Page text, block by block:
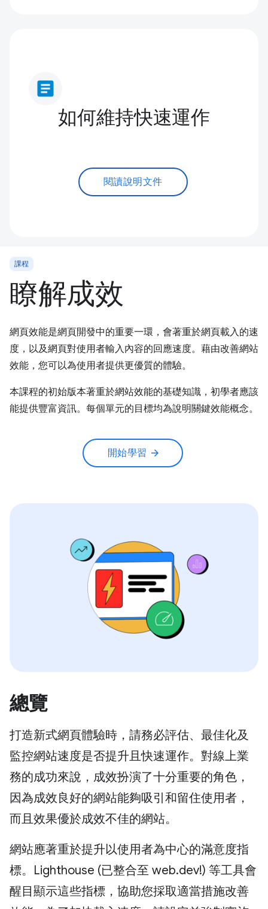
article
如何維持快速運作
閱讀說明文件
課程
瞭解成效
網頁效能是網頁開發中的重要一環，會著重於網頁載入的速
度，以及網頁對使用者輸入內容的回應速度。藉由改善網站
效能，您可以為使用者提供更優質的體驗。
本課程的初始版本著重於網站效能的基礎知識，初學者應該
能提供豐富資訊。每個單元的目標均為說明關鍵效能概念。
開始學習 arrow_forward
總覽
打造新式網頁體驗時，請務必評估、最佳化及
監控網站速度是否提升且快速運作。對線上業
務的成功來說，成效扮演了十分重要的角色，
因為成效良好的網站能夠吸引和留住使用者，
而且效果優於成效不佳的網站。
網站應著重於提升以使用者為中心的滿意度指
標。Lighthouse (已整合至 web.dev!) 等工具會
醒目顯示這些指標，協助您採取適當措施改善